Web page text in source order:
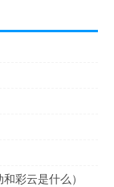
彩云是什么）